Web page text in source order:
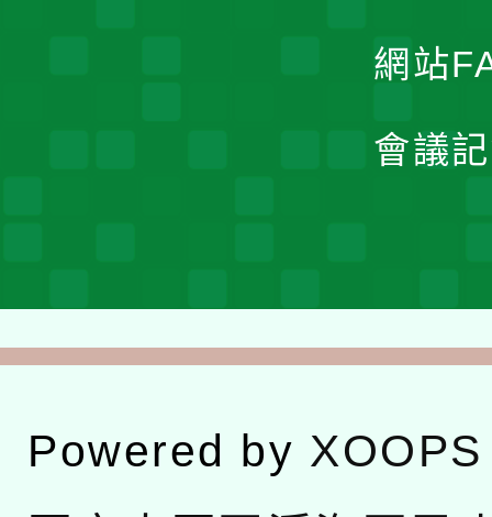
網站
會議
Powered by XOOPS